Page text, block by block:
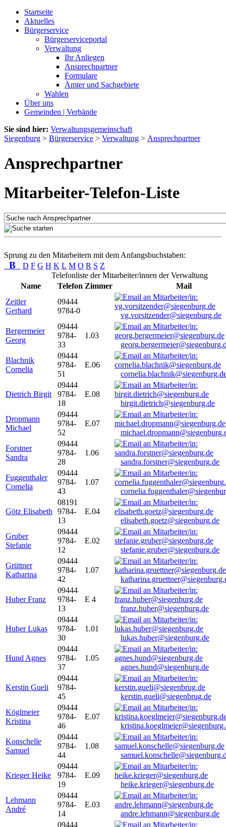
Startseite
Aktuelles
Bürgerservice
Bürgerserviceportal
Verwaltung
Ihr Anliegen
Ansprechpartner
Formulare
Ämter und Sachgebiete
Wahlen
Über uns
Gemeinden | Verbände
Sie sind hier: Verwaltungsgemeinschaft
Siegenburg > Bürgerservice > Verwaltung > Ansprechpartner
Ansprechpartner
Mitarbeiter-Telefon-Liste
Sprung zu den Mitarbeitern mit dem Anfangsbuchstaben:
B D F G H K L M O R S Z
Telefonliste der Mitarbeiter/innen der Verwaltung
Name
Telefon Zimmer
Mail
Zeitler
Gerhard
09444
9784-0
vg.vorsitzender@siegenburg.de
Bergermeier
Georg
09444
9784-
33
1.03
Blachnik
Cornelia
09444
9784-
51
E.06
Dietrich Birgit
09444
9784-
18
E.08
birgit.dietrich@siegenburg.de
Dropmann
Michael
09444
9784-
52
E.07
Forstner
Sandra
09444
9784-
28
1.06
sandra.forstner@siegenburg.de
Fuggenthaler
Cornelia
09444
9784-
43
1.07
Götz Elisabeth
08191
9784-
13
E.04
elisabeth.goetz@siegenburg.de
Gruber
Stefanie
09444
9784-
12
E.02
stefanie.gruber@siegenburg.de
Grüttner
Katharina
09444
9784-
42
1.07
Huber Franz
09444
9784-
13
E 4
franz.huber@siegenburg.de
Huber Lukas
09444
9784-
30
1.01
lukas.huber@siegenburg.de
Hund Agnes
09444
9784-
37
1.05
agnes.hund@siegenburg.de
Kerstin Gueli
09444
9784-
45
kerstin.gueli@siegenbrug.de
Köglmeier
Kristina
09444
9784-
46
E.07
Konschelle
Samuel
09444
9784-
44
1.08
Krieger Heike
09444
9784-
19
E.09
heike.krieger@siegenburg.de
Lehmann
André
09444
9784-
14
E.03
andre.lehmann@siegenburg.de
09444